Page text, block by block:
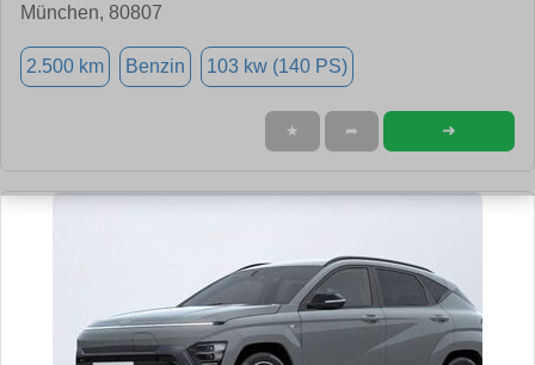
München, 80807
2.500 km Benzin 103 kw (140 PS)
★ ➦ ➜